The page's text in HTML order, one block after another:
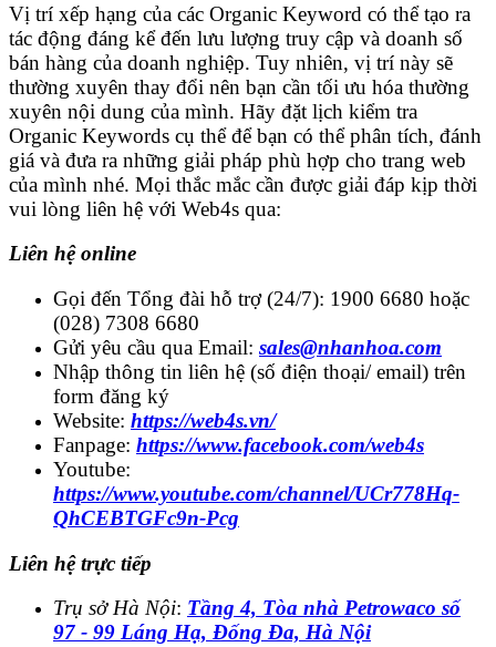
Vị trí xếp hạng của các Organic Keyword có thể tạo ra
tác động đáng kể đến lưu lượng truy cập và doanh số
bán hàng của doanh nghiệp. Tuy nhiên, vị trí này sẽ
thường xuyên thay đổi nên bạn cần tối ưu hóa thường
xuyên nội dung của mình. Hãy đặt lịch kiểm tra
Organic Keywords cụ thể để bạn có thể phân tích, đánh
giá và đưa ra những giải pháp phù hợp cho trang web
của mình nhé. Mọi thắc mắc cần được giải đáp kịp thời
vui lòng liên hệ với Web4s qua:
Liên hệ online
Gọi đến Tổng đài hỗ trợ (24/7): 1900 6680 hoặc
(028) 7308 6680
Gửi yêu cầu qua Email: sales@nhanhoa.com
Nhập thông tin liên hệ (số điện thoại/ email) trên
form đăng ký
Website: https://web4s.vn/
Fanpage: https://www.facebook.com/web4s
Youtube:
https://www.youtube.com/channel/UCr778Hq-
QhCEBTGFc9n-Pcg
Liên hệ trực tiếp
Trụ sở Hà Nội: Tầng 4, Tòa nhà Petrowaco số
97 - 99 Láng Hạ, Đống Đa, Hà Nội